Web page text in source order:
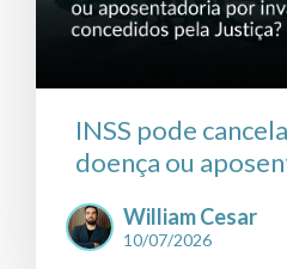
INSS pode
doença ou
William Cesar
10/07/2026